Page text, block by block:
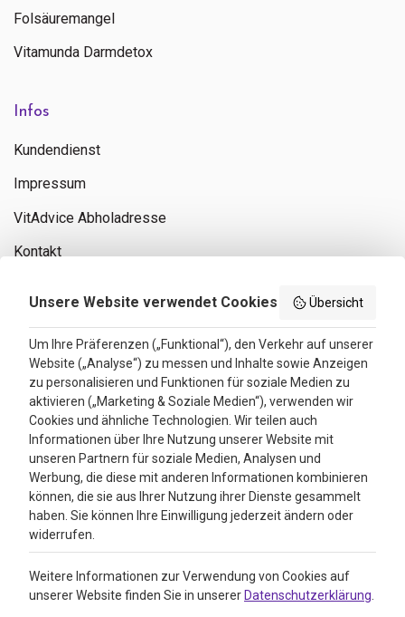
Folsäuremangel
Vitamunda Darmdetox
Infos
Kundendienst
Impressum
VitAdvice Abholadresse
Kontakt
Bewertungen
4.3
Google Reviews
Unsere Website verwendet Cookies Übersicht
Um Ihre Präferenzen („Funktional“), den Verkehr auf unserer
Website („Analyse“) zu messen und Inhalte sowie Anzeigen
zu personalisieren und Funktionen für soziale Medien zu
aktivieren („Marketing & Soziale Medien“), verwenden wir
Cookies und ähnliche Technologien. Wir teilen auch
Informationen über Ihre Nutzung unserer Website mit
unseren Partnern für soziale Medien, Analysen und
Werbung, die diese mit anderen Informationen kombinieren
können, die sie aus Ihrer Nutzung ihrer Dienste gesammelt
haben. Sie können Ihre Einwilligung jederzeit ändern oder
widerrufen.
Weitere Informationen zur Verwendung von Cookies auf
unserer Website finden Sie in unserer Datenschutzerklärung